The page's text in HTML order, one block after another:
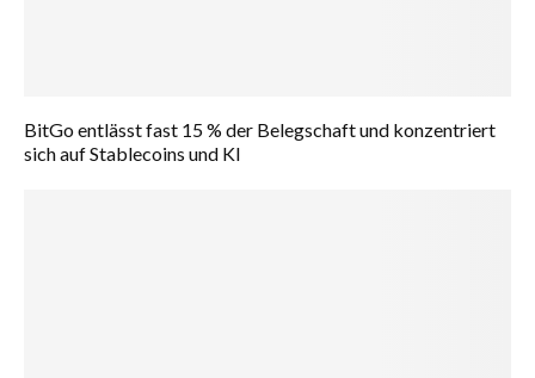
BitGo entlässt fast 15 % der Belegschaft und konzentriert
sich auf Stablecoins und KI